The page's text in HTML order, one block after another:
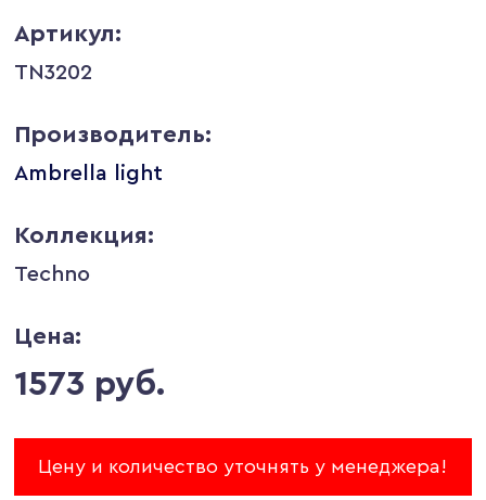
Артикул:
TN3202
Производитель:
Ambrella light
Коллекция:
Techno
Цена:
1573 руб.
Цену и количество уточнять у менеджера!